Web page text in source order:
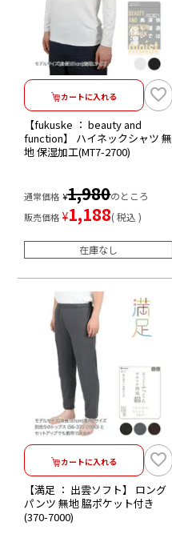
カートに入れる
【fukuske ： beauty and
function】 ハイネックシャツ 無
地 保湿加工(MT7-2700)
通常価格 ¥1,980のところ
販売価格 ¥1,188 税込
在庫なし
カートに入れる
【満足 ： 出雲ソフト】 ロング
パンツ 無地 脇ポケット付き
(370-7000)